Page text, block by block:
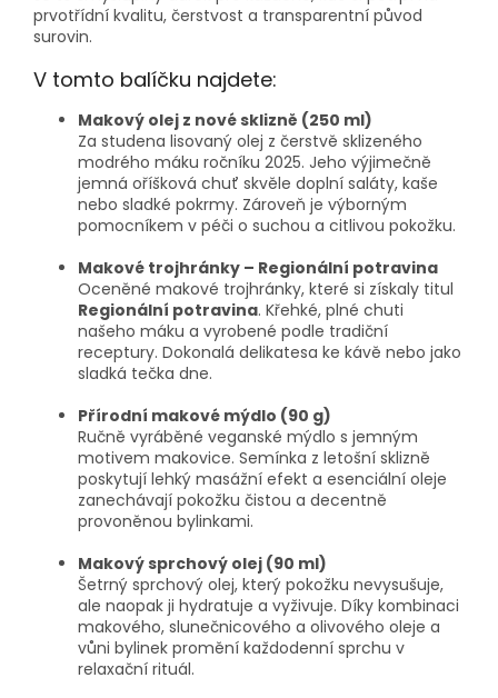
prvotřídní kvalitu, čerstvost a transparentní původ
surovin.
V tomto balíčku najdete:
Makový olej z nové sklizně (250 ml)
Za studena lisovaný olej z čerstvě sklizeného
modrého máku ročníku 2025. Jeho výjimečně
jemná oříšková chuť skvěle doplní saláty, kaše
nebo sladké pokrmy. Zároveň je výborným
pomocníkem v péči o suchou a citlivou pokožku.
Makové trojhránky – Regionální potravina
Oceněné makové trojhránky, které si získaly titul
Regionální potravina. Křehké, plné chuti
našeho máku a vyrobené podle tradiční
receptury. Dokonalá delikatesa ke kávě nebo jako
sladká tečka dne.
Přírodní makové mýdlo (90 g)
Ručně vyráběné veganské mýdlo s jemným
motivem makovice. Semínka z letošní sklizně
poskytují lehký masážní efekt a esenciální oleje
zanechávají pokožku čistou a decentně
provoněnou bylinkami.
Makový sprchový olej (90 ml)
Šetrný sprchový olej, který pokožku nevysušuje,
ale naopak ji hydratuje a vyživuje. Díky kombinaci
makového, slunečnicového a olivového oleje a
vůni bylinek promění každodenní sprchu v
relaxační rituál.